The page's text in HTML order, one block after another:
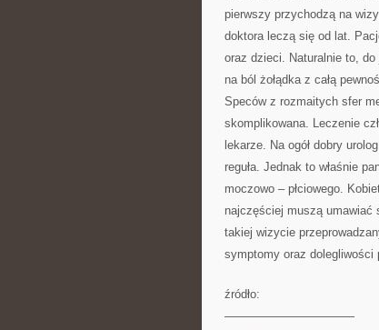
pierwszy przychodzą na
doktora leczą się od lat.
oraz dzieci. Naturalnie to,
na ból żołądka z całą
Speców z rozmaitych sfer
skomplikowana. Leczenie
lekarze. Na ogół dobry
reguła. Jednak to właśnie
moczowo – płciowego.
najczęściej muszą
takiej wizycie
symptomy oraz dolegliwości
źródło:
———————————